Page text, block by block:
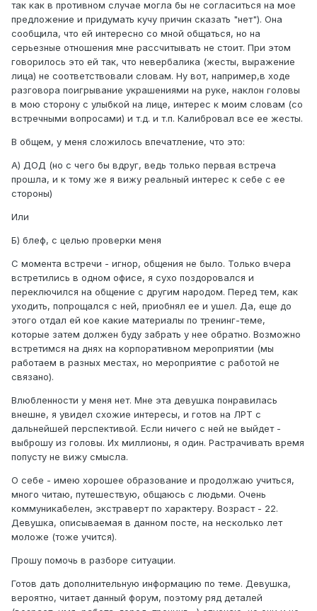
так как в противном случае могла бы не согласиться на мое
предложение и придумать кучу причин сказать "нет"). Она
сообщила, что ей интересно со мной общаться, но на
серьезные отношения мне рассчитывать не стоит. При этом
говорилось это ей так, что невербалика (жесты, выражение
лица) не соответствовали словам. Ну вот, например,в ходе
разговора поигрывание украшениями на руке, наклон головы
в мою сторону с улыбкой на лице, интерес к моим словам (со
встречными вопросами) и т.д. и т.п. Калибровал все ее жесты.
В общем, у меня сложилось впечатление, что это:
А) ДОД (но с чего бы вдруг, ведь только первая встреча
прошла, и к тому же я вижу реальный интерес к себе с ее
стороны)
Или
Б) блеф, с целью проверки меня
С момента встречи - игнор, общения не было. Только вчера
встретились в одном офисе, я сухо поздоровался и
переключился на общение с другим народом. Перед тем, как
уходить, попрощался с ней, приобнял ее и ушел. Да, еще до
этого отдал ей кое какие материалы по тренинг-теме,
которые затем должен буду забрать у нее обратно. Возможно
встретимся на днях на корпоративном мероприятии (мы
работаем в разных местах, но мероприятие с работой не
связано).
Влюбленности у меня нет. Мне эта девушка понравилась
внешне, я увидел схожие интересы, и готов на ЛРТ с
дальнейшей перспективой. Если ничего с ней не выйдет -
выброшу из головы. Их миллионы, я один. Растрачивать время
попусту не вижу смысла.
О себе - имею хорошее образование и продолжаю учиться,
много читаю, путешествую, общаюсь с людьми. Очень
коммуникабелен, экстраверт по характеру. Возраст - 22.
Девушка, описываемая в данном посте, на несколько лет
моложе (тоже учится).
Прошу помочь в разборе ситуации.
Готов дать дополнительную информацию по теме. Девушка,
вероятно, читает данный форум, поэтому ряд деталей